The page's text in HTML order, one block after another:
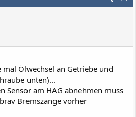
mal Ölwechsel an Getriebe und
unten)...
Sensor am HAG abnehmen muss
Bremszange vorher